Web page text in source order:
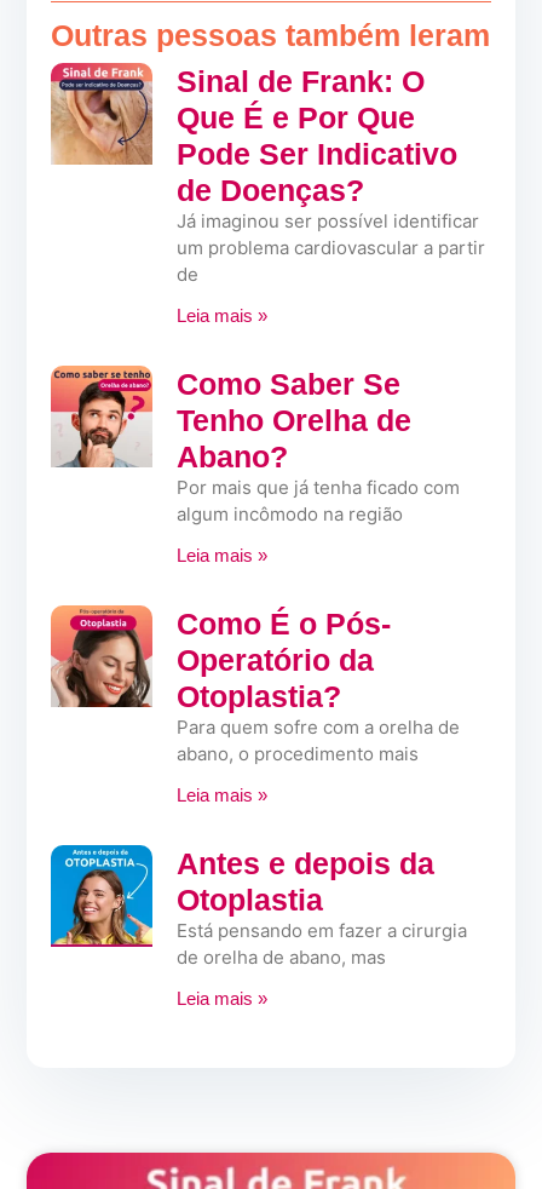
Outras pessoas também leram
Sinal de Frank: O
Que É e Por Que
Pode Ser Indicativo
de Doenças?
Já imaginou ser possível identificar
um problema cardiovascular a partir
de
Leia mais »
Como Saber Se
Tenho Orelha de
Abano?
Por mais que já tenha ficado com
algum incômodo na região
Leia mais »
Como É o Pós-
Operatório da
Otoplastia?
Para quem sofre com a orelha de
abano, o procedimento mais
Leia mais »
Antes e depois da
Otoplastia
Está pensando em fazer a cirurgia
de orelha de abano, mas
Leia mais »